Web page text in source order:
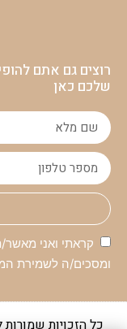
רוצים גם אתם
שלכם כאן
קראתי ואני
ומסכים/ה לשמירת